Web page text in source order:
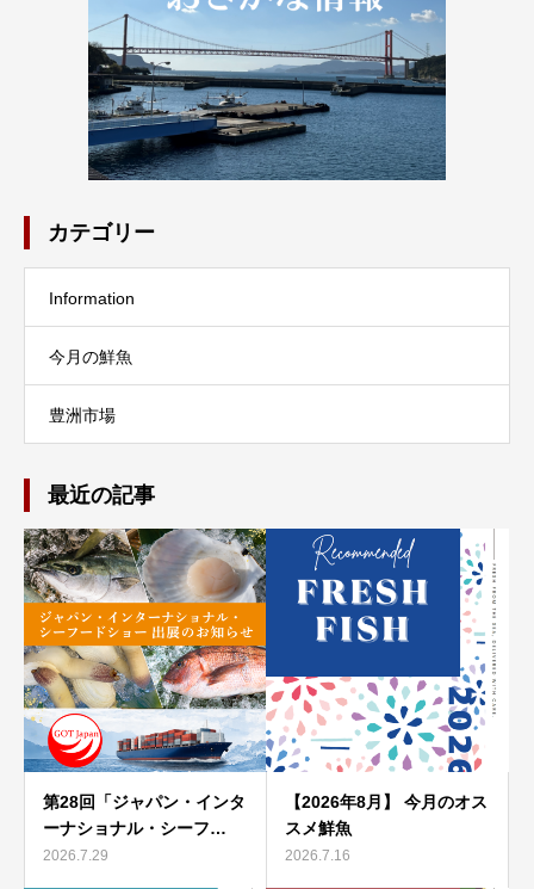
カテゴリー
Information
今月の鮮魚
豊洲市場
最近の記事
第28回「ジャパン・インタ
ーナショナル・シーフ…
2026.7.29
【2026年8月】 今月のオス
スメ鮮魚
2026.7.16